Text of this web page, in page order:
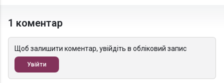
1 коментар
Щоб залишити коментар, увійдіть в обліковий запис
Увійти